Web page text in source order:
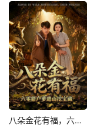
八朵金花有福，六零猎户爹进山挖宝藏